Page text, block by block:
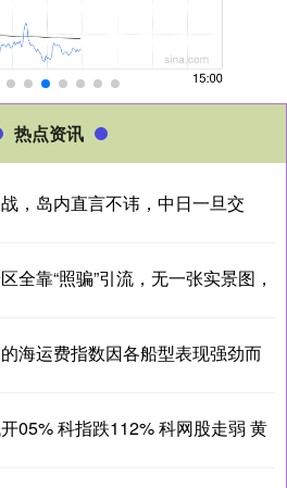
热点资讯
，岛内直言不讳，中日一旦交
全靠“照骗”引流，无一张实景图，
海运费指数因各船型表现强劲而
05% 科指跌112% 科网股走弱 黄